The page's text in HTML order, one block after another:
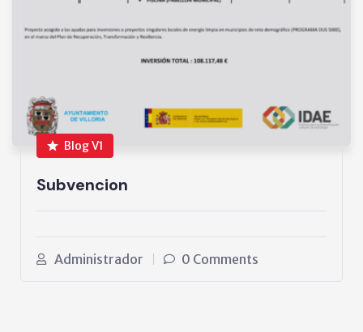
Blog V1
Subvencion
Administrador 0 Comments